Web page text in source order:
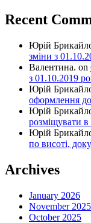
Recent
Юрій
зміни з
Валентина. on
з 01.10.2019
Юрій
оформлення
Юрій
розміщувати
Юрій
по висоті,
Archives
January 2026
November 2025
October 2025